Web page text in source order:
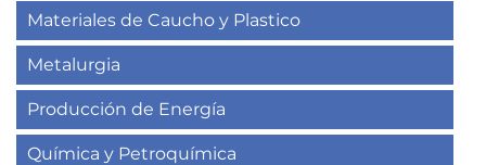
Materiales de Caucho y Plastico
Metalurgia
Producción de Energía
Química y Petroquímica